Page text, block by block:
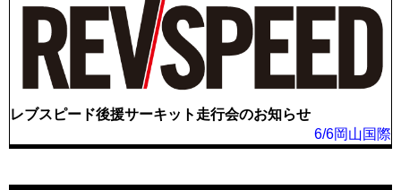
レブスピード後援サーキット走行会のお知らせ
6/6岡山国際